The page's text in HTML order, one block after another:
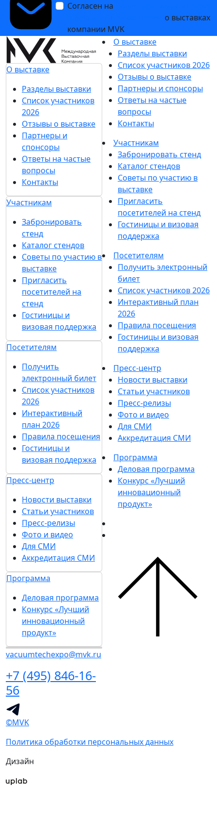
Согласен на
о выставках
компании MVK
О выставке
Разделы выставки
Список участников
2026
Отзывы о выставке
Партнеры и
спонсоры
Ответы на частые
вопросы
Контакты
Участникам
Забронировать
стенд
Каталог стендов
Советы по участию в
выставке
Пригласить
посетителей на
стенд
Гостиницы и
визовая поддержка
Посетителям
Получить
электронный билет
Список участников
2026
Интерактивный
план 2026
Правила посещения
Гостиницы и
визовая поддержка
Пресс-центр
Новости выставки
Статьи участников
Пресс-релизы
Фото и видео
Для СМИ
Аккредитация СМИ
Программа
Деловая программа
Конкурс «Лучший
инновационный
продукт»
vacuumtechexpo@mvk.ru
+7 (495) 846-16-
56
О выставке
Разделы выставки
Список участников 2026
Отзывы о выставке
Партнеры и спонсоры
Ответы на частые
вопросы
Контакты
Участникам
Забронировать стенд
Каталог стендов
Советы по участию в
выставке
Пригласить
посетителей на стенд
Гостиницы и визовая
поддержка
Посетителям
Получить электронный
билет
Список участников 2026
Интерактивный план
2026
Правила посещения
Гостиницы и визовая
поддержка
Пресс-центр
Новости выставки
Статьи участников
Пресс-релизы
Фото и видео
Для СМИ
Аккредитация СМИ
Программа
Деловая программа
Конкурс «Лучший
инновационный
продукт»
©MVK
Политика обработки персональных данных
Дизайн